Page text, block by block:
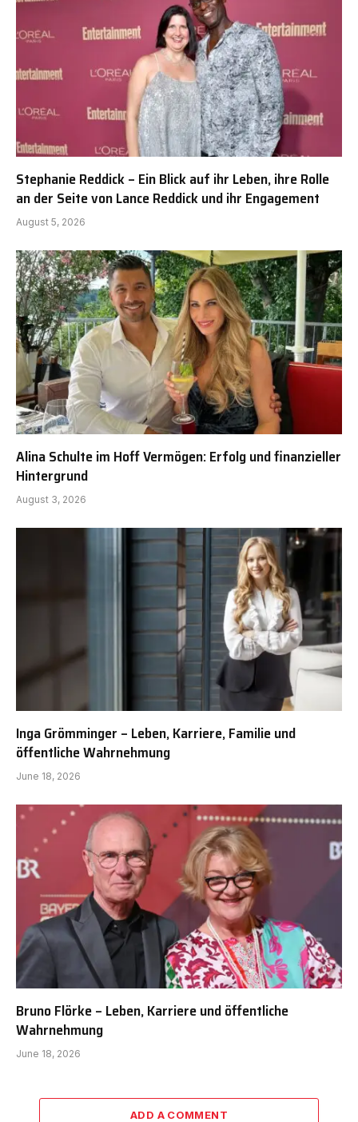
Stephanie Reddick – Ein Blick auf ihr Leben, ihre Rolle
an der Seite von Lance Reddick und ihr Engagement
August 5, 2026
Alina Schulte im Hoff Vermögen: Erfolg und finanzieller
Hintergrund
August 3, 2026
Inga Grömminger – Leben, Karriere, Familie und
öffentliche Wahrnehmung
June 18, 2026
Bruno Flörke – Leben, Karriere und öffentliche
Wahrnehmung
June 18, 2026
ADD A COMMENT